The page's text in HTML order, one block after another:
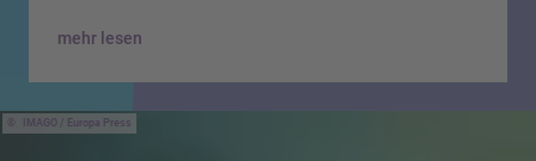
mehr lesen
IMAGO / Europa Press